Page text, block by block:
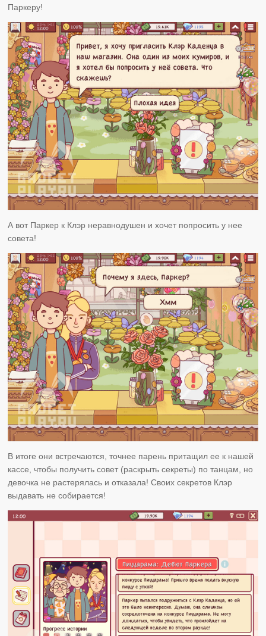
Паркеру!
А вот Паркер к Клэр неравнодушен и хочет попросить у нее
совета!
В итоге они встречаются, точнее парень притащил ее к нашей
кассе, чтобы получить совет (раскрыть секреты) по танцам, но
девочка не растерялась и отказала! Своих секретов Клэр
выдавать не собирается!